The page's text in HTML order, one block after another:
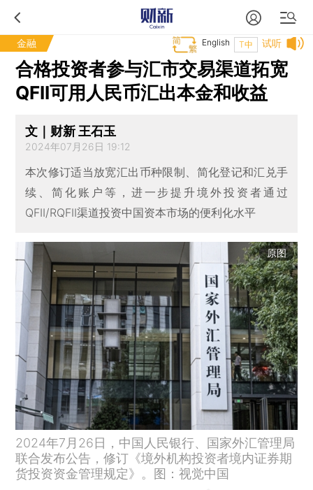
金融 试听
T中
English
合格投资者参与汇市交易渠道拓宽
QFII可用人民币汇出本金和收益
文｜财新 王石玉
2024年07月26日 19:12
本次修订适当放宽汇出币种限制、简化登记和汇兑手
续、简化账户等，进一步提升境外投资者通过
QFII/RQFII渠道投资中国资本市场的便利化水平
原图
2024年7月26日，中国人民银行、国家外汇管理局
联合发布公告，修订《境外机构投资者境内证券期
货投资资金管理规定》。图：视觉中国